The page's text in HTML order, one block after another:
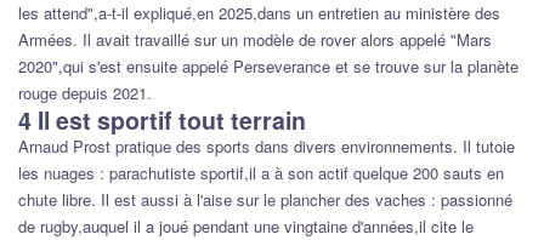
les attend",a-t-il expliqué,en 2025,dans un entretien au ministère des
Armées. Il avait travaillé sur un modèle de rover alors appelé "Mars
2020",qui s'est ensuite appelé Perseverance et se trouve sur la planète
rouge depuis 2021.
4 Il est sportif tout terrain
Arnaud Prost pratique des sports dans divers environnements. Il tutoie
les nuages : parachutiste sportif,il a à son actif quelque 200 sauts en
chute libre. Il est aussi à l'aise sur le plancher des vaches : passionné
de rugby,auquel il a joué pendant une vingtaine d'années,il cite le